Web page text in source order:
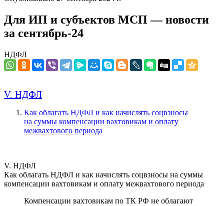
Для ИП и субъектов МСП — новости
за сентябрь-24
НДФЛ
V. НДФЛ
Как облагать НДФЛ и как начислять соцвзносы
на суммы компенсации вахтовикам и оплату
межвахтового периода
V. НДФЛ
Как облагать НДФЛ и как начислять соцвзносы на суммы
компенсации вахтовикам и оплату межвахтового периода
Компенсации вахтовикам по ТК РФ не облагают